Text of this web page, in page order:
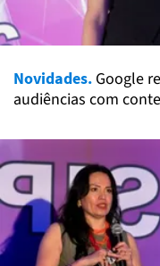
Novidades. Google
audiências com